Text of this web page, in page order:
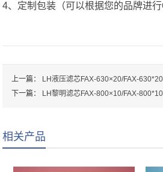
4、定制包装（可以根据您的品牌进行
上一篇：
LH液压滤芯FAX-630×20/FAX-630*20
下一篇：
LH黎明滤芯FAX-800×10/FAX-800*10
相关产品